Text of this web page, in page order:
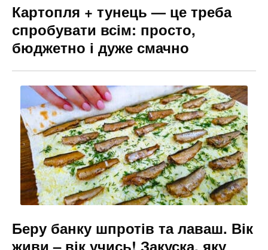
Картопля + тунець — це треба
спробувати всім: просто,
бюджетно і дуже смачно
Беру банку шпротів та лаваш. Вік
живи – вік учись! Закуска, яку